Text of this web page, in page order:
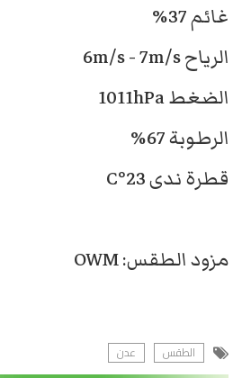
غائم 37%
الرياح 6m/s - 7m/s
الضغط 1011hPa
الرطوبة 67%
قطرة ندى 23°C
مزود الطقس: OWM
الطقس عدن